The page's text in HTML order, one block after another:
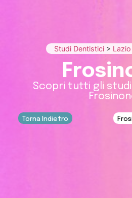
Studi Dentistici> Lazio
Scopri tutti gli
Torna Indietro